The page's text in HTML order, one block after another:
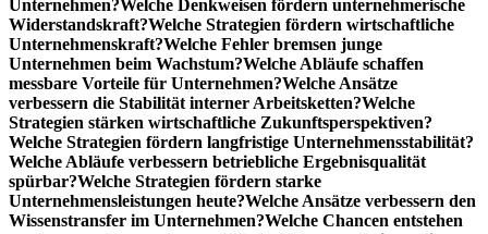
Unternehmen?Welche Denkweisen fördern unternehmerische
Widerstandskraft?Welche Strategien fördern wirtschaftliche
Unternehmenskraft?Welche Fehler bremsen junge
Unternehmen beim Wachstum?Welche Abläufe schaffen
messbare Vorteile für Unternehmen?Welche Ansätze
verbessern die Stabilität interner Arbeitsketten?Welche
Strategien stärken wirtschaftliche Zukunftsperspektiven?
Welche Strategien fördern langfristige Unternehmensstabilität?
Welche Abläufe verbessern betriebliche Ergebnisqualität
spürbar?Welche Strategien fördern starke
Unternehmensleistungen heute?Welche Ansätze verbessern den
Wissenstransfer im Unternehmen?Welche Chancen entstehen